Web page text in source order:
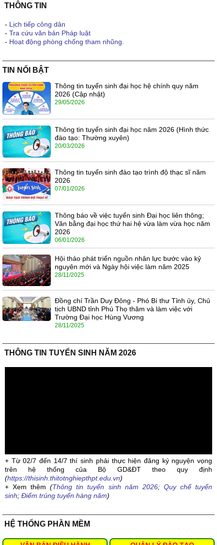
THÔNG TIN
- Lịch tiếp công dân
- Tra cứu văn bản Pháp luật
- Hoạt động phòng chống tham nhũng.
TIN NỔI BẬT
Thông tin tuyển sinh đại học hệ chính quy năm
2026 (Cập nhật)
29/05/2026
Thông tin tuyển sinh đại học năm 2026 (Hình thức
đào tạo: Thường xuyên)
20/03/2026
Thông tin tuyển sinh đào tạo trình độ thạc sĩ năm
2026
07/01/2026
Thông báo về việc tuyển sinh Đại học liên thông;
Văn bằng đại học thứ hai hệ vừa làm vừa học năm
2026
06/01/2026
Hội thảo phát triển nguồn nhân lực bước vào kỷ
nguyên mới và Ngày hội việc làm năm 2025
28/11/2025
Đồng chí Trần Duy Đông - Phó Bí thư Tỉnh ủy, Chủ
tịch UBND tỉnh Phú Thọ thăm và làm việc với
Trường Đại học Hùng Vương
28/11/2025
THÔNG TIN TUYỂN SINH NĂM 2026
+ Từ 02/7 đến 14/7 thí sinh phải thực hiện đăng ký nguyện vọng
trên hệ thống của Bộ GD&ĐT theo quy định
(https://thisinh.thitotnghiepthpt.edu.vn)
+ Xem thêm(Thông tin tuyển sinh năm 2026; Quy chế tuyển
sinh; Điểm trúng tuyển hàng năm)
HỆ THỐNG PHẦN MỀM